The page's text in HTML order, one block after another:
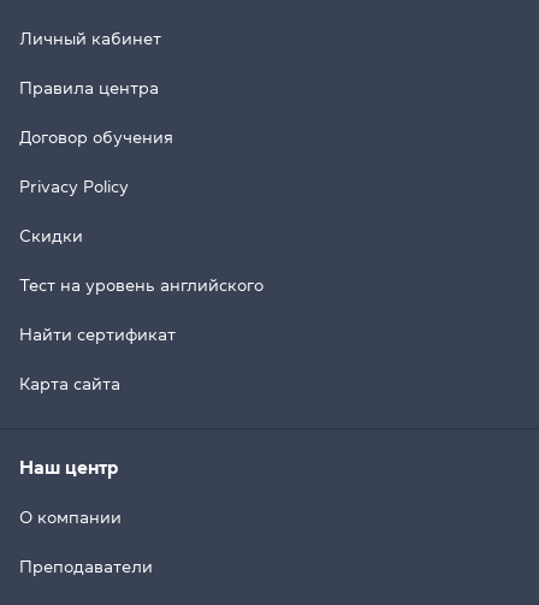
Личный кабинет
Правила центра
Договор обучения
Privacy Policy
Скидки
Тест на уровень английского
Найти сертификат
Карта сайта
Наш центр
О компании
Преподаватели